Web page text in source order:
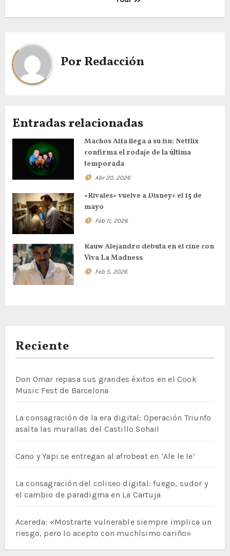
PorRedacción
Entradas relacionadas
Machos Alfa llega a su fin: Netflix
confirma el rodaje de la última
temporada
Abr 20, 2026
«Rivales» vuelve a Disney+ el 15 de
mayo
Feb 11, 2026
Rauw Alejandro debuta en el cine con
Viva La Madness
Feb 5, 2026
Reciente
Don Omar repasa sus grandes éxitos en el Cook
Music Fest de Barcelona
La consagración de la era digital: Operación Triunfo
asalta las murallas del Castillo Sohail
Cano y Yapi se entregan al afrobeat en ‘Ale le le’
La consagración del coliseo digital: fuego, sudor y
el cambio de paradigma en La Cartuja
Acereda: «Mostrarte vulnerable siempre implica un
riesgo, pero lo acepto con muchísimo cariño»